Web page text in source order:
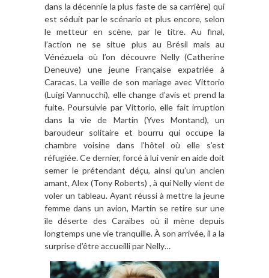
dans la décennie la plus faste de sa carrière) qui
est séduit par le scénario et plus encore, selon
le metteur en scène, par le titre. Au final,
l’action ne se situe plus au Brésil mais au
Vénézuela où l’on découvre Nelly (Catherine
Deneuve) une jeune Française expatriée à
Caracas. La veille de son mariage avec Vittorio
(Luigi Vannucchi), elle change d’avis et prend la
fuite. Poursuivie par Vittorio, elle fait irruption
dans la vie de Martin (Yves Montand), un
baroudeur solitaire et bourru qui occupe la
chambre voisine dans l’hôtel où elle s’est
réfugiée. Ce dernier, forcé à lui venir en aide doit
semer le prétendant déçu, ainsi qu’un ancien
amant, Alex (Tony Roberts) , à qui Nelly vient de
voler un tableau. Ayant réussi à mettre la jeune
femme dans un avion, Martin se retire sur une
île déserte des Caraïbes où il mène depuis
longtemps une vie tranquille. À son arrivée, il a la
surprise d’être accueilli par Nelly…